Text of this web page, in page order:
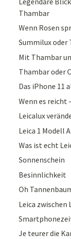
Thambar
Wenn Rosen
Summilux oder
Mit Thambar
Thambar oder
Das iPhone 11
Wenn es reicht
Leicalux
Leica 1 Modell
Was ist echt
Sonnenschein
Besinnlichkeit
Oh
Leica zwischen
Je teurer die